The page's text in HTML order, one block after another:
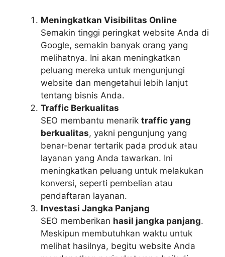
Meningkatkan Visibilitas Online
Semakin tinggi peringkat website Anda di
Google, semakin banyak orang yang
melihatnya. Ini akan meningkatkan
peluang mereka untuk mengunjungi
website dan mengetahui lebih lanjut
tentang bisnis Anda.
Traffic Berkualitas
SEO membantu menarik traffic yang
berkualitas, yakni pengunjung yang
benar-benar tertarik pada produk atau
layanan yang Anda tawarkan. Ini
meningkatkan peluang untuk melakukan
konversi, seperti pembelian atau
pendaftaran layanan.
Investasi Jangka Panjang
SEO memberikan hasil jangka panjang.
Meskipun membutuhkan waktu untuk
melihat hasilnya, begitu website Anda